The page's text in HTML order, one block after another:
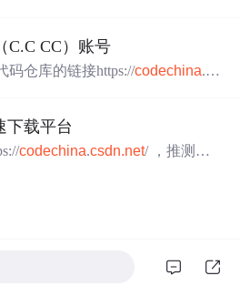
务。
（C.C CC）账号
码仓库的链接https://codechina.cs
下载平台
codechina.csdn.net/ ，推测与